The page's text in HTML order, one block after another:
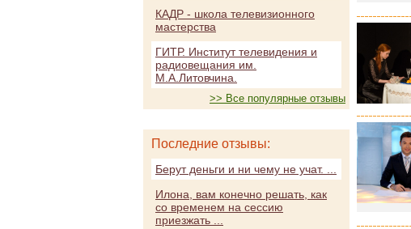
КАДР - школа телевизионного
мастерства
ГИТР. Институт телевидения и
радиовещания им.
М.А.Литовчина.
>> Все популярные отзывы
Последние отзывы:
Берут деньги и ни чему не учат. ...
Илона, вам конечно решать, как
со временем на сессию
приезжать ...